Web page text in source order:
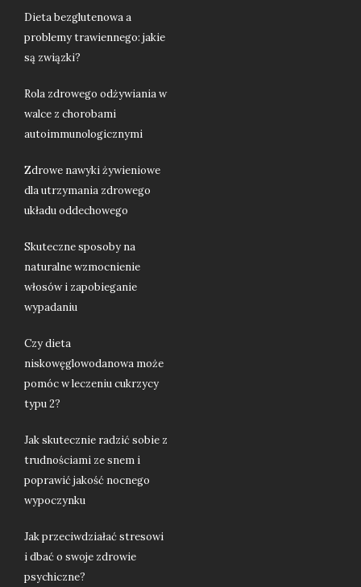
Dieta bezglutenowa a
problemy trawiennego: jakie
są związki?
Rola zdrowego odżywiania w
walce z chorobami
autoimmunologicznymi
Zdrowe nawyki żywieniowe
dla utrzymania zdrowego
układu oddechowego
Skuteczne sposoby na
naturalne wzmocnienie
włosów i zapobieganie
wypadaniu
Czy dieta
niskowęglowodanowa może
pomóc w leczeniu cukrzycy
typu 2?
Jak skutecznie radzić sobie z
trudnościami ze snem i
poprawić jakość nocnego
wypoczynku
Jak przeciwdziałać stresowi
i dbać o swoje zdrowie
psychiczne?